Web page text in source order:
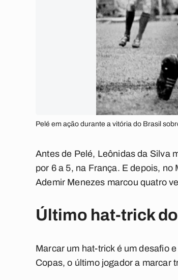
Pelé em ação durante a vitória do Brasil
Antes de Pelé, Leônidas da Silva
por 6 a 5, na França. E depois,
Ademir Menezes marcou quatro
Último hat-trick
Marcar um hat-trick é um desafio
Copas, o último jogador a marcar